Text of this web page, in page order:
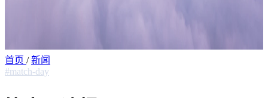
首页 / 新闻
#match-day